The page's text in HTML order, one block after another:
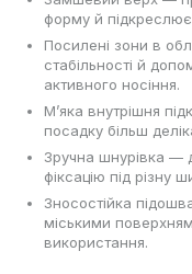
форму й
Посилені зони в
стабільності й
активного носіння.
М’яка внутрішня
посадку більш
Зручна шнурівка —
фіксацію під різну
Зносостійка
міськими
використання.